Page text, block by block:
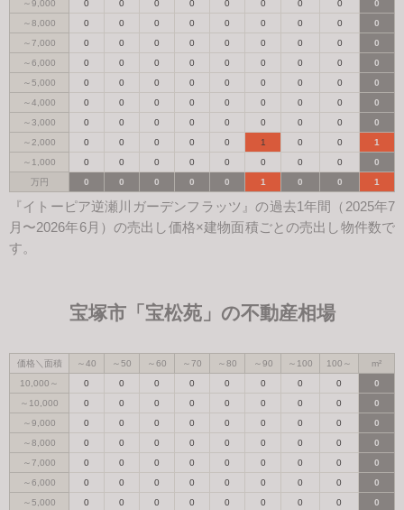
～9,000
0 0 0 0 0 0 0 0
0
～8,000
0 0 0 0 0 0 0 0
0
～7,000
0 0 0 0 0 0 0 0
0
～6,000
0 0 0 0 0 0 0 0
0
～5,000
0 0 0 0 0 0 0 0
0
～4,000
0 0 0 0 0 0 0 0
0
～3,000
0 0 0 0 0 0 0 0
0
～2,000
0 0 0 0 0 1 0 0
1
～1,000
0 0 0 0 0 0 0 0
0
万円
0 0 0 0 0 1 0 0 1
『イトーピア逆瀬川ガーデンフラッツ』の過去1年間（2025年7
月〜2026年6月）の売出し価格×建物面積ごとの売出し物件数で
す。
宝塚市「宝松苑」の不動産相場
価格＼面積 ～40 ～50 ～60 ～70 ～80 ～90 ～100 100～
m²
10,000～
0 0 0 0 0 0 0 0
0
～10,000
0 0 0 0 0 0 0 0
0
～9,000
0 0 0 0 0 0 0 0
0
～8,000
0 0 0 0 0 0 0 0
0
～7,000
0 0 0 0 0 0 0 0
0
～6,000
0 0 0 0 0 0 0 0
0
～5,000
0 0 0 0 0 0 0 0
0